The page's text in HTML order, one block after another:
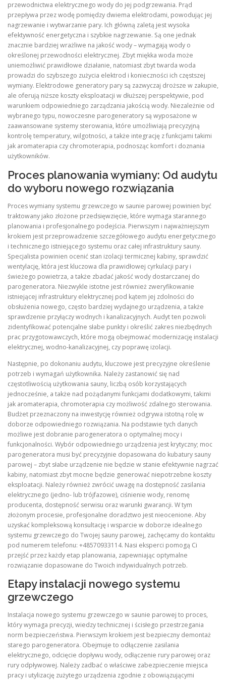
przewodnictwa elektrycznego wody do jej podgrzewania. Prąd
przepływa przez wodę pomiędzy dwiema elektrodami, powodując jej
nagrzewanie i wytwarzanie pary. Ich główną zaletą jest wysoka
efektywność energetyczna i szybkie nagrzewanie. Są one jednak
znacznie bardziej wrażliwe na jakość wody – wymagają wody o
określonej przewodności elektrycznej. Zbyt miękka woda może
uniemożliwić prawidłowe działanie, natomiast zbyt twarda woda
prowadzi do szybszego zużycia elektrod i konieczności ich częstszej
wymiany. Elektrodowe generatory pary są zazwyczaj droższe w zakupie,
ale oferują niższe koszty eksploatacji w dłuższej perspektywie, pod
warunkiem odpowiedniego zarządzania jakością wody. Niezależnie od
wybranego typu, nowoczesne parogeneratory są wyposażone w
zaawansowane systemy sterowania, które umożliwiają precyzyjną
kontrolę temperatury, wilgotności, a także integrację z funkcjami takimi
jak aromaterapia czy chromoterapia, podnosząc komfort i doznania
użytkowników.
Proces planowania wymiany: Od audytu
do wyboru nowego rozwiązania
Proces wymiany systemu grzewczego w saunie parowej powinien być
traktowany jako złożone przedsięwzięcie, które wymaga starannego
planowania i profesjonalnego podejścia. Pierwszym i najważniejszym
krokiem jest przeprowadzenie szczegółowego audytu energetycznego
i technicznego istniejącego systemu oraz całej infrastruktury sauny.
Specjalista powinien ocenić stan izolacji termicznej kabiny, sprawdzić
wentylację, która jest kluczowa dla prawidłowej cyrkulacji pary i
świeżego powietrza, a także zbadać jakość wody dostarczanej do
parogeneratora. Niezwykle istotne jest również zweryfikowanie
istniejącej infrastruktury elektrycznej pod kątem jej zdolności do
obsłużenia nowego, często bardziej wydajnego urządzenia, a także
sprawdzenie przyłączy wodnych i kanalizacyjnych. Audyt ten pozwoli
zidentyfikować potencjalne słabe punkty i określić zakres niezbędnych
prac przygotowawczych, które mogą obejmować modernizację instalacji
elektrycznej, wodno-kanalizacyjnej, czy poprawę izolacji.
Następnie, po dokonaniu audytu, kluczowe jest precyzyjne określenie
potrzeb i wymagań użytkownika. Należy zastanowić się nad
częstotliwością użytkowania sauny, liczbą osób korzystających
jednocześnie, a także nad pożądanymi funkcjami dodatkowymi, takimi
jak aromaterapia, chromoterapia czy możliwość zdalnego sterowania.
Budżet przeznaczony na inwestycję również odgrywa istotną rolę w
doborze odpowiedniego rozwiązania. Na podstawie tych danych
możliwe jest dobranie parogeneratora o optymalnej mocy i
funkcjonalności. Wybór odpowiedniego urządzenia jest krytyczny; moc
parogeneratora musi być precyzyjnie dopasowana do kubatury sauny
parowej – zbyt słabe urządzenie nie będzie w stanie efektywnie nagrzać
kabiny, natomiast zbyt mocne będzie generować niepotrzebne koszty
eksploatacji. Należy również zwrócić uwagę na dostępność zasilania
elektrycznego (jedno- lub trójfazowe), ciśnienie wody, renomę
producenta, dostępność serwisu oraz warunki gwarancji. W tym
złożonym procesie, profesjonalne doradztwo jest nieocenione. Aby
uzyskać kompleksową konsultację i wsparcie w doborze idealnego
systemu grzewczego do Twojej sauny parowej, zachęcamy do kontaktu
pod numerem telefonu: +48570933114. Nasi eksperci pomogą Ci
przejść przez każdy etap planowania, zapewniając optymalne
rozwiązanie dopasowane do Twoich indywidualnych potrzeb.
Etapy instalacji nowego systemu
grzewczego
Instalacja nowego systemu grzewczego w saunie parowej to proces,
który wymaga precyzji, wiedzy technicznej i ścisłego przestrzegania
norm bezpieczeństwa. Pierwszym krokiem jest bezpieczny demontaż
starego parogeneratora. Obejmuje to odłączenie zasilania
elektrycznego, odcięcie dopływu wody, odłączenie rury parowej oraz
rury odpływowej. Należy zadbać o właściwe zabezpieczenie miejsca
pracy i utylizację zużytego urządzenia zgodnie z obowiązującymi